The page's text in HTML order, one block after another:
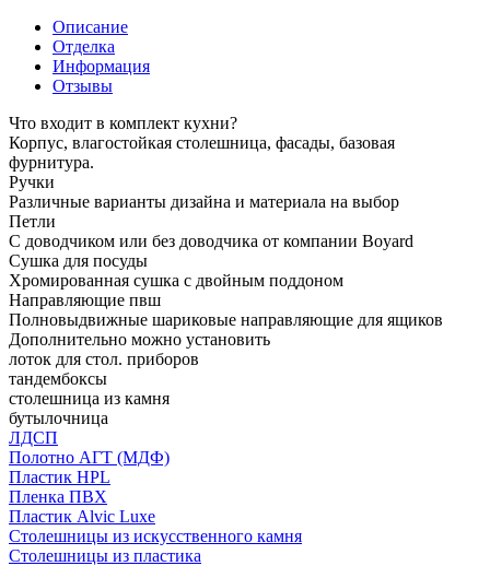
Описание
Отделка
Информация
Отзывы
Что входит в комплект кухни?
Корпус, влагостойкая столешница, фасады, базовая
фурнитура.
Ручки
Различные варианты дизайна и материала на выбор
Петли
С доводчиком или без доводчика от компании Boyard
Сушка для посуды
Хромированная сушка с двойным поддоном
Направляющие пвш
Полновыдвижные шариковые направляющие для ящиков
Дополнительно можно установить
лоток для стол. приборов
тандембоксы
столешница из камня
бутылочница
ЛДСП
Полотно АГТ (МДФ)
Пластик HPL
Пленка ПВХ
Пластик Alvic Luxe
Столешницы из искусственного камня
Столешницы из пластика